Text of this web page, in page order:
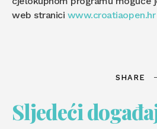
web stranici www.croatiaopen.hr
SHARE
Sljedeći